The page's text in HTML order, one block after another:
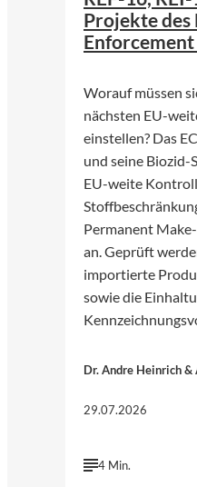
Projekte des
Worauf müssen
nächsten EU-
einstellen? Das
und seine Biozid-
EU-weite
Permanent
an. Geprüft
importierte
sowie die
Dr. Andre Heinrich
29.07.2026
4 Min.